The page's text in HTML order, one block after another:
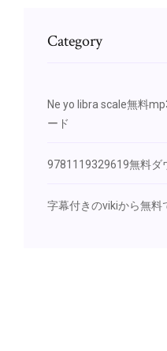
Category
Ne yo libra scale無料
ード
9781119329619無料ダ
字幕付きのvikiから無料